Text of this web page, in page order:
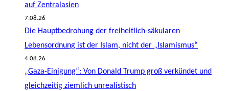
auf Zentralasien
7.08.26
Die Hauptbedrohung der freiheitlich-säkularen
Lebensordnung ist der Islam, nicht der „Islamismus“
4.08.26
„Gaza-Einigung“: Von Donald Trump groß verkündet und
gleichzeitig ziemlich unrealistisch